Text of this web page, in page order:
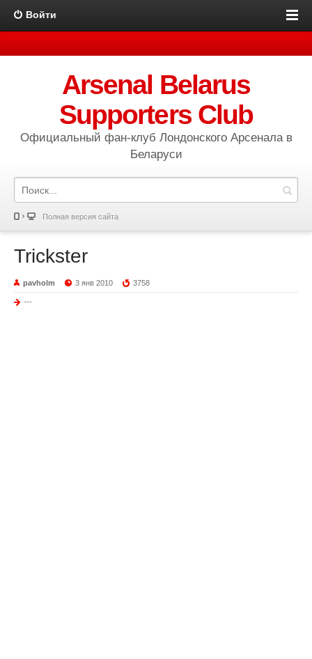
Войти
Arsenal Belarus
Supporters Club
Официальный фан-клуб Лондонского Арсенала в
Беларуси
Полная версия сайта
Trickster
pavholm 3 янв 2010 3758
---